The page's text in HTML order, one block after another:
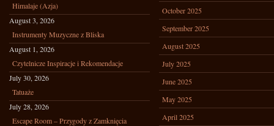
Himalaje (Azja)
August 3, 2026
Instrumenty Muzyczne z Bliska
August 1, 2026
Czytelnicze Inspiracje i Rekomendacje
July 30, 2026
Tatuaże
July 28, 2026
Escape Room – Przygody z Zamknięcia
October 2025
September 2025
August 2025
July 2025
June 2025
May 2025
April 2025